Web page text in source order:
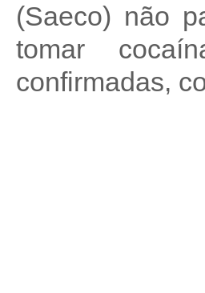
(Saeco) não
tomar
confirmadas,